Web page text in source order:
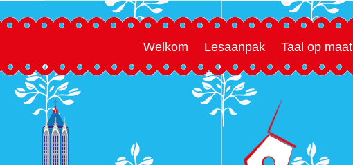
Welkom Lesaanpak Taal op maat